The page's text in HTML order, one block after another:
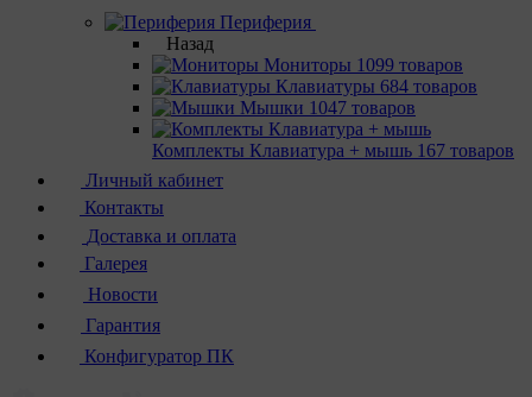
Периферия
Назад
Мониторы 1099 товаров
Клавиатуры 684 товаров
Мышки 1047 товаров
Комплекты Клавиатура + мышь 167 товаров
Личный кабинет
Контакты
Доставка и оплата
Галерея
Новости
Гарантия
Конфигуратор ПК